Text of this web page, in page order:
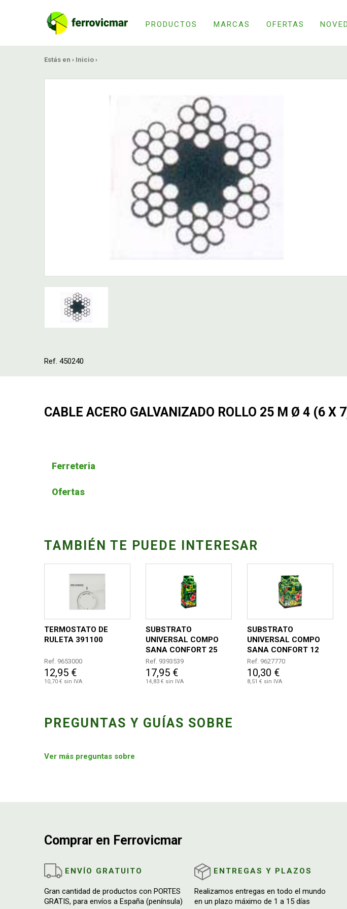
PRODUCTOS MARCAS OFERTAS
Estás en › Inicio ›
Ref. 450240
CABLE ACERO GALVANIZADO ROLLO 25 M Ø 4 (6 X
Ferreteria
Ofertas
TAMBIÉN TE PUEDE INTERESAR
TERMOSTATO DE
RULETA 391100
Ref. 9653000
12,95 €
10,70 € sin IVA
SUBSTRATO
UNIVERSAL COMPO
SANA CONFORT 25
LITROS
Ref. 9393539
17,95 €
14,83 € sin IVA
SUBSTRATO
UNIVERSAL COMPO
SANA CONFORT 12
LITROS
Ref. 9627770
10,30 €
8,51 € sin IVA
PREGUNTAS Y GUÍAS SOBRE
Ver más preguntas sobre
Comprar en Ferrovicmar
ENVÍO GRATUITO
Gran cantidad de productos con PORTES
GRATIS, para envíos a España (península)
ENTREGAS Y PLAZOS
Realizamos entregas en todo el mundo
en un plazo máximo de 1 a 15 días